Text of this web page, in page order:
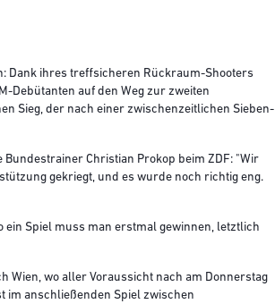
Dank ihres treffsicheren Rückraum-Shooters
Debütanten auf den Weg zur zweiten
Sieg, der nach einer zwischenzeitlichen Sieben-
Christian Prokop beim ZDF: "Wir
gekriegt, und es wurde noch richtig eng.
Spiel muss man erstmal gewinnen, letztlich
Wien, wo aller Voraussicht nach am Donnerstag
im anschließenden Spiel zwischen